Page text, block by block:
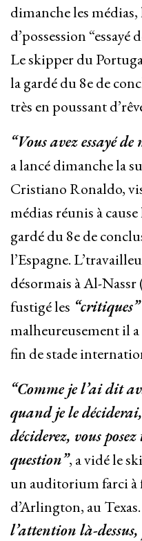
dimanche les
d’possession “essayé
Le skipper du
la gardé du 8e de
très en poussant
“Vous avez essayé
a lancé dimanche la
Cristiano Ronaldo,
médias réunis à
gardé du 8e de
l’Espagne.
désormais à Al-
fustigé les “critiques”
malheureusement il
fin de stade
“Comme je l’ai dit
quand je le
déciderez, vous
question”, a vidé le
un auditorium farci à
d’Arlington, au Texas.
l’attention là-dessus,